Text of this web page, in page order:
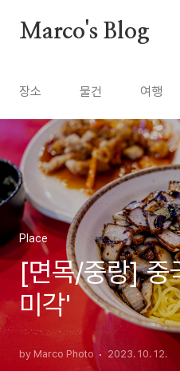
Marco's Blog
장소 물건 여행
Place
[면목/중랑] 중
미각'
by Marco Photo 2023. 10. 12.